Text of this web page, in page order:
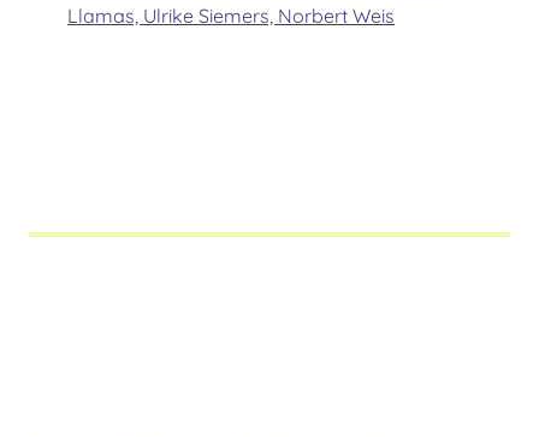
Llamas, Ulrike Siemers, Norbert Weis